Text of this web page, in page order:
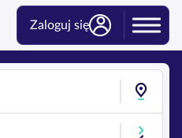
Zaloguj się